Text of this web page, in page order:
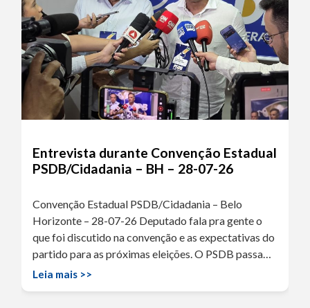
Entrevista durante Convenção Estadual
PSDB/Cidadania – BH – 28-07-26
Convenção Estadual PSDB/Cidadania – Belo
Horizonte – 28-07-26 Deputado fala pra gente o
que foi discutido na convenção e as expectativas do
partido para as próximas eleições. O PSDB passa…
Leia mais >>